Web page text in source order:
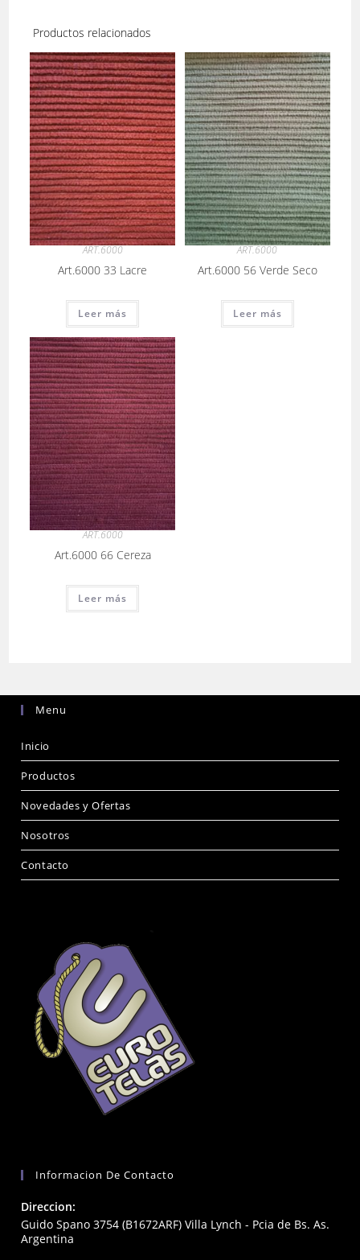
Productos relacionados
ART.6000
Art.6000 33 Lacre
Leer más
ART.6000
Art.6000 56 Verde Seco
Leer más
ART.6000
Art.6000 66 Cereza
Leer más
Menu
Inicio
Productos
Novedades y Ofertas
Nosotros
Contacto
Informacion De Contacto
Direccion:
Guido Spano 3754 (B1672ARF) Villa Lynch - Pcia de Bs. As.
Argentina